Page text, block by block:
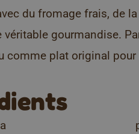
du fromage frais, de
véritable gourmandise.
comme plat original